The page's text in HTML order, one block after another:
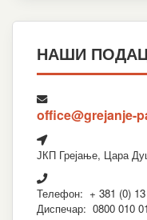
НАШИ
office@grejanje-
ЈКП Грејање, Цара
Телефон: + 381 (0) 13
Диспечар: 0800 010